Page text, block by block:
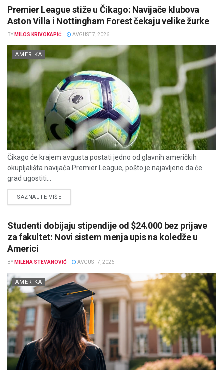
Premier League stiže u Čikago: Navijače klubova
Aston Villa i Nottingham Forest čekaju velike žurke
BY MILOS KRIVOKAPIĆ AVGUST 7, 2026
AMERIKA
Čikago će krajem avgusta postati jedno od glavnih američkih
okupljališta navijača Premier League, pošto je najavljeno da će
grad ugostiti...
SAZNAJTE VIŠEDETAILS
Studenti dobijaju stipendije od $24.000 bez prijave
za fakultet: Novi sistem menja upis na koledže u
Americi
BY MILENA STEVANOVIĆ AVGUST 7, 2026
AMERIKA